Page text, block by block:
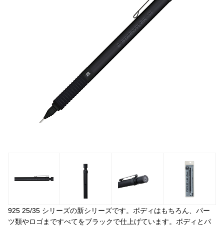
925 25/35 シリーズの新シリーズです。ボディはもちろん、パー
ツ類やロゴまですべてをブラックで仕上げています。ボディとパ